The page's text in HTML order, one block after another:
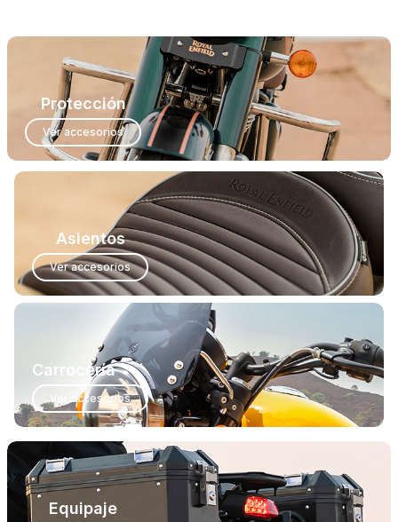
Protección
Ver accesorios
Asientos
Ver accesorios
Carrocería
Ver accesorios
Equipaje